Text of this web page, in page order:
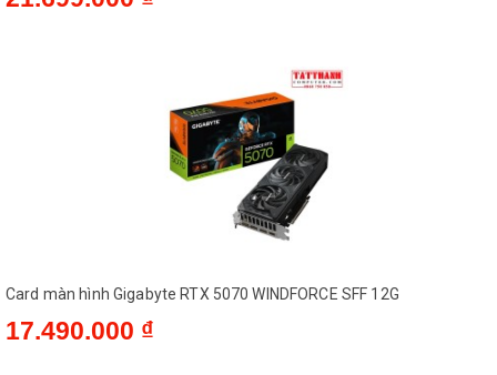
Card màn hình Gigabyte RTX 5070 WINDFORCE SFF 12G
17.490.000 ₫